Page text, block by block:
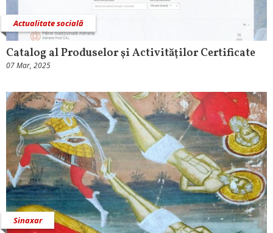
Actualitate socială
Catalog al Produselor şi Activităţilor Certificate
07 Mar, 2025
Sinaxar